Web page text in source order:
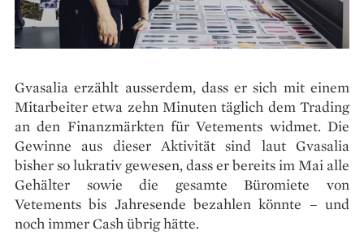
Gvasalia erzählt ausserdem, dass er sich mit einem
Mitarbeiter etwa zehn Minuten täglich dem Trading
an den Finanzmärkten für Vetements widmet. Die
Gewinne aus dieser Aktivität sind laut Gvasalia
bisher so lukrativ gewesen, dass er bereits im Mai alle
Gehälter sowie die gesamte Büromiete von
Vetements bis Jahresende bezahlen könnte – und
noch immer Cash übrig hätte.